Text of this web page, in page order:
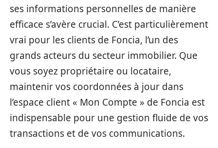
ses informations personnelles de manière
efficace s’avère crucial. C’est particulièrement
vrai pour les clients de Foncia, l’un des
grands acteurs du secteur immobilier. Que
vous soyez propriétaire ou locataire,
maintenir vos coordonnées à jour dans
l’espace client « Mon Compte » de Foncia est
indispensable pour une gestion fluide de vos
transactions et de vos communications.